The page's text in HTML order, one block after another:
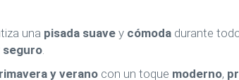
una pisada suave y cómoda durante
seguro.
y verano con un toque moderno,